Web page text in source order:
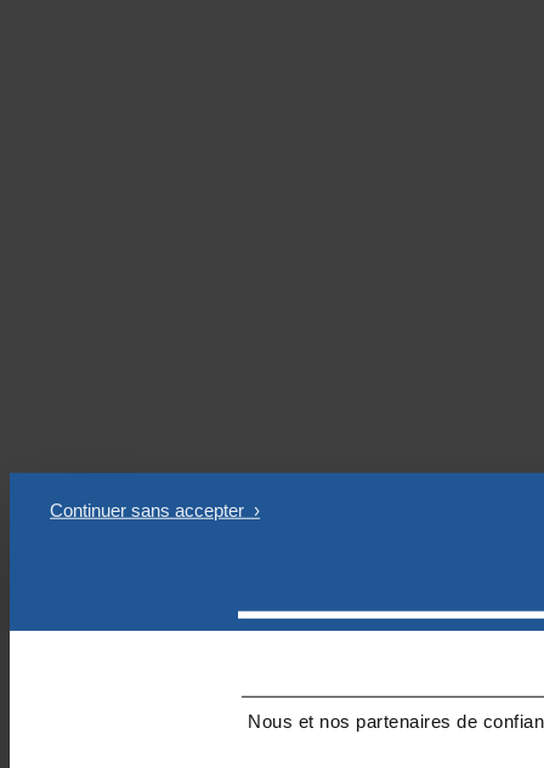
Nous et nos partenaires de